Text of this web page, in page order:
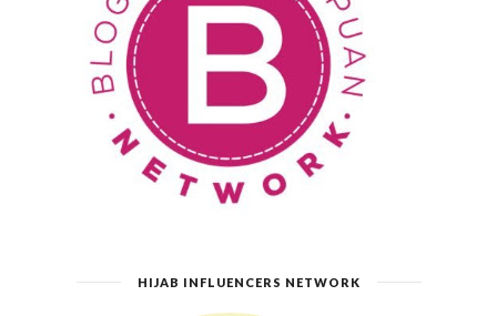
HIJAB INFLUENCERS NETWORK